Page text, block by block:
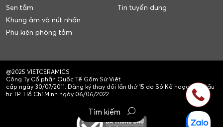
Sen tắm
Khung âm và nút nhấn
Phụ kiện phòng tắm
Tin tuyển dụng
@2025 VIETCERAMICS
Công Ty Cổ phần Quốc Tế Gốm Sứ Việt
cấp ngày 30/07/2011. Đăng ký thay đổi lần thứ 15 do Sở Kế hoạch và Đầu
tư TP. Hồ Chí Minh ngày 06/06/2022.
Tìm kiếm